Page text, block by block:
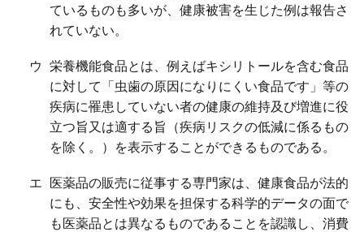
ているものも多いが、健康被害を生じた例は報告さ
れていない。
ウ 栄養機能食品とは、例えばキシリトールを含む食品
に対して「虫歯の原因になりにくい食品です」等の
疾病に罹患していない者の健康の維持及び増進に役
立つ旨又は適する旨（疾病リスクの低減に係るもの
を除く。）を表示することができるものである。
エ 医薬品の販売に従事する専門家は、健康食品が法的
にも、安全性や効果を担保する科学的データの面で
も医薬品とは異なるものであることを認識し、消費